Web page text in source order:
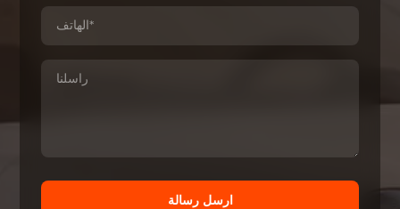
ارسل رسالة